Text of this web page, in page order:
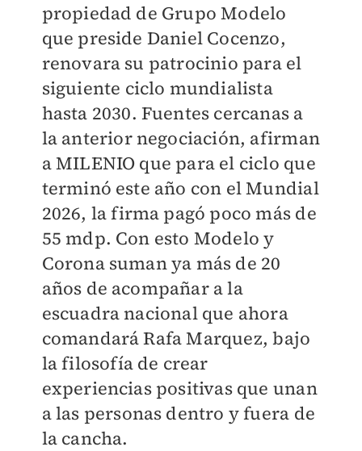
propiedad de Grupo Modelo
que preside Daniel Cocenzo,
renovara su patrocinio para el
siguiente ciclo mundialista
hasta 2030. Fuentes cercanas a
la anterior negociación, afirman
a MILENIO que para el ciclo que
terminó este año con el Mundial
2026, la firma pagó poco más de
55 mdp. Con esto Modelo y
Corona suman ya más de 20
años de acompañar a la
escuadra nacional que ahora
comandará Rafa Marquez, bajo
la filosofía de crear
experiencias positivas que unan
a las personas dentro y fuera de
la cancha.